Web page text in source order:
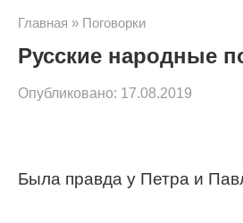
с
Главная » Поговорки
Русские народные
Опубликовано: 17.08.2019
Была правда у Петра и